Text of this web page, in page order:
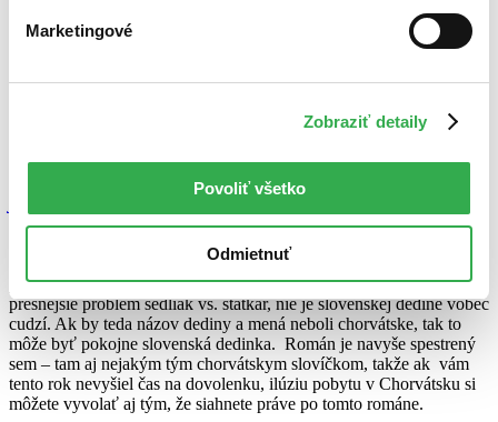
Marketingové
Zobraziť detaily
Povoliť všetko
Odmietnuť
takými osobitými. Láskavý kritický humor. Tak by sa jeho tvorba
dala zovšeobecniť do troch slov.
. Kto neprečítal,
Adama Krta , jeho kmotra a stratenej jalovice je v podstate kultovou
k štamperlíku, je kritizovaný mimoriadne vtipne.
Boli to poviedky, ktoré sa stali mimoriadne populárnymi práve
Zakáša, darmo je!, Vianočné oblátky,
žáner s prehľadom a úspechom. Od poviedky je len kúsok k novele
a od novely k románu už tiež nie je ďaleká cesta. A tak prišiel na
. Dej sa síce odohráva v Chorvátsku, ale
problém lásky dvoch ľudí z odlišných majetkových pomerov,
presnejšie problém sedliak vs. statkár, nie je slovenskej dedine vôbec
cudzí. Ak by teda názov dediny a mená neboli chorvátske, tak to
môže byť pokojne slovenská dedinka. Román je navyše spestrený
sem – tam aj nejakým tým chorvátskym slovíčkom, takže ak vám
tento rok nevyšiel čas na dovolenku, ilúziu pobytu v Chorvátsku si
môžete vyvolať aj tým, že siahnete práve po tomto románe.